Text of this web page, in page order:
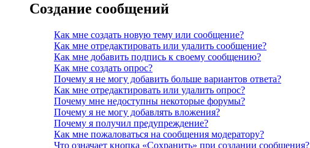
Создание сообщений
Как мне создать новую тему или сообщение?
Как мне отредактировать или удалить сообщение?
Как мне добавить подпись к своему сообщению?
Как мне создать опрос?
Почему я не могу добавить больше вариантов ответа?
Как мне отредактировать или удалить опрос?
Почему мне недоступны некоторые форумы?
Почему я не могу добавлять вложения?
Почему я получил предупреждение?
Как мне пожаловаться на сообщения модератору?
Что означает кнопка «Сохранить» при создании сообщения?